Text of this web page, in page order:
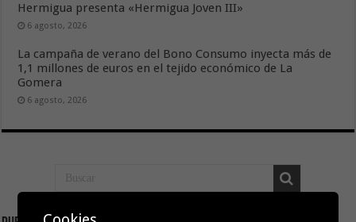
Hermigua presenta «Hermigua Joven III»
6 agosto, 2026
La campaña de verano del Bono Consumo inyecta más de
1,1 millones de euros en el tejido económico de La
Gomera
6 agosto, 2026